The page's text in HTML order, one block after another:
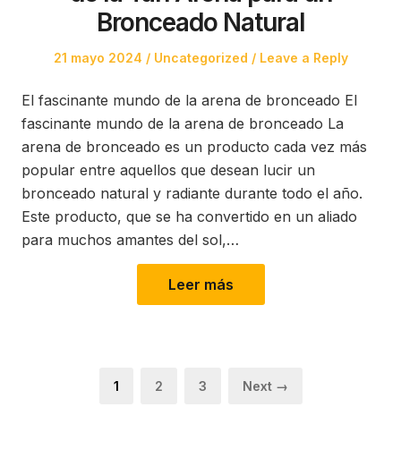
Bronceado Natural
Posted
21 mayo 2024
Posted
Uncategorized Leave a Reply
El fascinante mundo de la arena de bronceado El
fascinante mundo de la arena de bronceado La
arena de bronceado es un producto cada vez más
popular entre aquellos que desean lucir un
bronceado natural y radiante durante todo el año.
Este producto, que se ha convertido en un aliado
para muchos amantes del sol,…
Leer más
Paginación
Page
1 Page
2 Page
3 Next →